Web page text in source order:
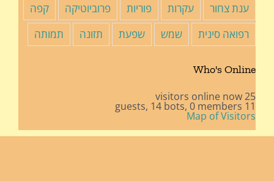
ענת צחור
עקרות פוריות פרוביוטיקה
קפה
רפואה סינית
שמש שפעת תזונה תמותה
Who's Online
25 visitors online now
11 guests,
14 bots, 0 members
Map of Visitors